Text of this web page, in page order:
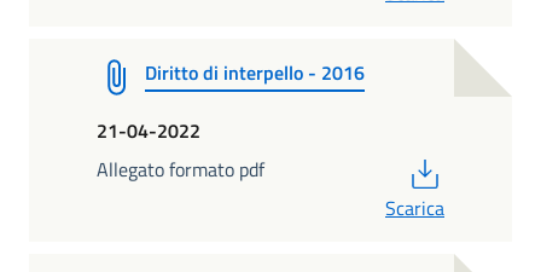
Diritto di interpello - 2016
21-04-2022
Allegato formato pdf
Scarica